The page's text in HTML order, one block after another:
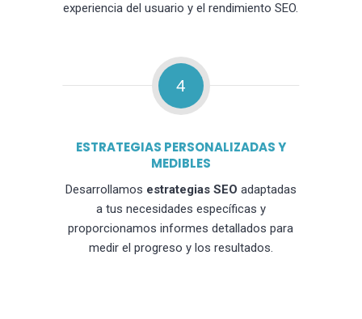
experiencia del usuario y el rendimiento SEO.
4
ESTRATEGIAS PERSONALIZADAS Y
MEDIBLES
Desarrollamos estrategias SEO adaptadas
a tus necesidades específicas y
proporcionamos informes detallados para
medir el progreso y los resultados.